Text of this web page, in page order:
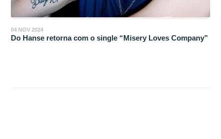
04 NOV 2024
Do Hanse retorna com o single “Misery Loves Company”